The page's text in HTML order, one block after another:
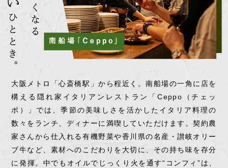
大阪メトロ「心斎橋駅」から程近く。南船場の一角に店を
構える隠れ家イタリアンレストラン「Ceppo（チェッ
ポ）」では、季節の美味しさを活かしたイタリア料理の
数々をランチ、ディナーに満喫していただけます。契約農
家さんから仕入れる有機野菜や香川県の名産・讃岐オリー
ブ牛など、素材へのこだわりを大切に、その持ち味を存分
に発揮。中でもオイルでじっくり火を通す“コンフィ”は、